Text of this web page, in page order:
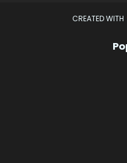
CREATED WITH